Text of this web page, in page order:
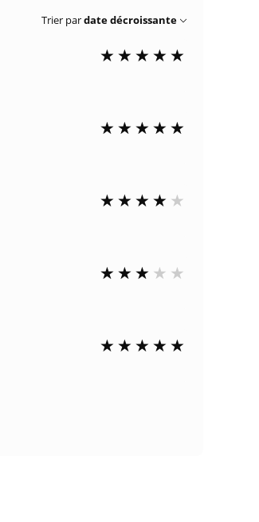
Trier pardate décroissante